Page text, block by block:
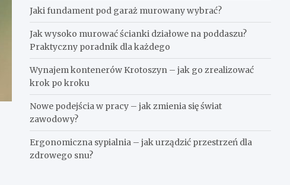
Jaki fundament pod garaż murowany wybrać?
Jak wysoko murować ścianki działowe na poddaszu?
Praktyczny poradnik dla każdego
Wynajem kontenerów Krotoszyn – jak go zrealizować
krok po kroku
Nowe podejścia w pracy – jak zmienia się świat
zawodowy?
Ergonomiczna sypialnia – jak urządzić przestrzeń dla
zdrowego snu?